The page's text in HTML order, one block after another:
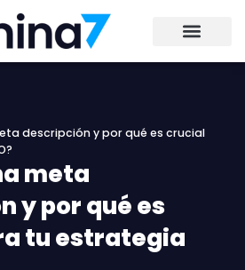
descripción y por qué es crucial
meta
y por qué es
tu estrategia